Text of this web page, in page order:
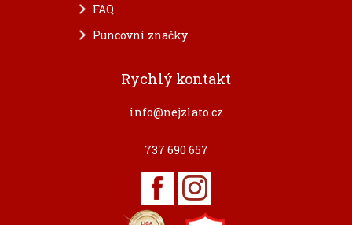
FAQ
Puncovní značky
Rychlý kontakt
info@nejzlato.cz
737 690 657